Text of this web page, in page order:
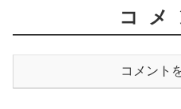
コメ
コメント